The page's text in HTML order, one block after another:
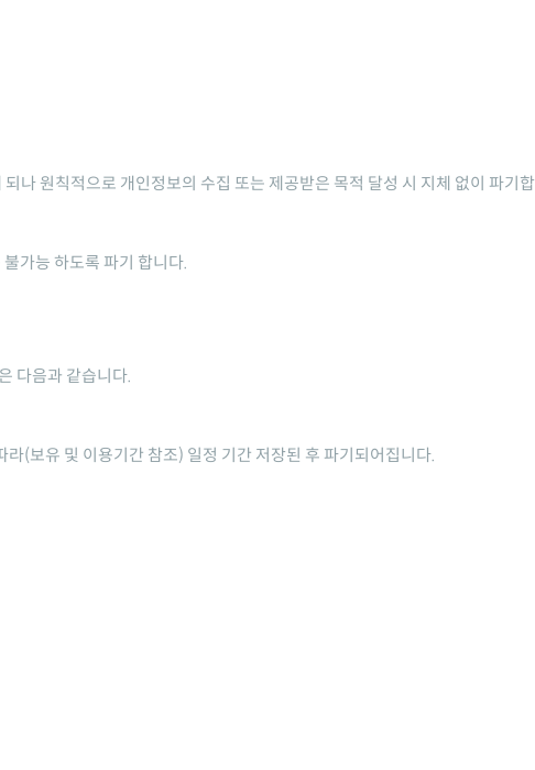
나 원칙적으로 개인정보의 수집 또는 제공받은 목적 달성 시 지체 없이 파기
가능 하도록 파기 합니다.
다음과 같습니다.
(보유 및 이용기간 참조) 일정 기간 저장된 후 파기되어집니다.